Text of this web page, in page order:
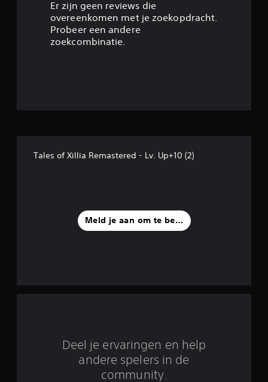
r
b
Er zijn geen reviews die
overeenkomen met je zoekopdracht.
Probeer een andere
zoekcombinatie.
Tales of Xillia Remastered - Lv. Up+10 (2)
Meld je aan om te beoordelen
Deel je ervaringen en help
andere spelers in de
community.